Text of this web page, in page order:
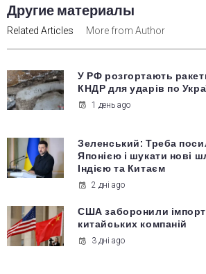
Другие материалы
Related Articles More from Author
У РФ розгортають
КНДР для ударів по
1 день ago
Зеленський: Треба
Японією і шукати нові
Індією та Китаєм
2 дні ago
США заборонили імпорт
китайських компаній
3 дні ago